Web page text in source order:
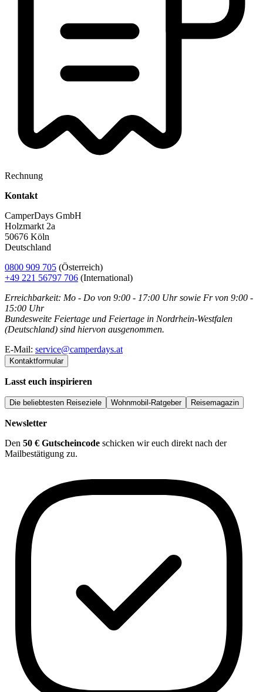
Rechnung
Kontakt
CamperDays GmbH
Holzmarkt 2a
50676 Köln
Deutschland
0800 909 705 (Österreich)
+49 221 56797 706 (International)
Erreichbarkeit: Mo - Do von 9:00 - 17:00 Uhr sowie Fr von 9:00 -
15:00 Uhr
Bundesweite Feiertage und Feiertage in Nordrhein-Westfalen
(Deutschland) sind hiervon ausgenommen.
E-Mail: service@camperdays.at
Kontaktformular
Lasst euch inspirieren
Die beliebtesten Reiseziele Wohnmobil-Ratgeber Reisemagazin
Newsletter
Den 50 € Gutscheincode schicken wir euch direkt nach der
Mailbestätigung zu.